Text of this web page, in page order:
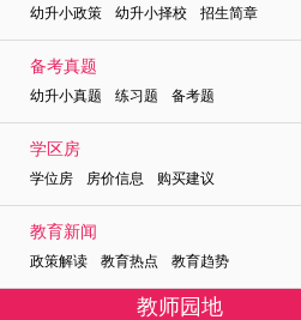
幼升小政策 幼升小择校 招生简章
备考真题
幼升小真题 练习题 备考题
学区房
学位房 房价信息 购买建议
教育新闻
政策解读 教育热点 教育趋势
教师园地